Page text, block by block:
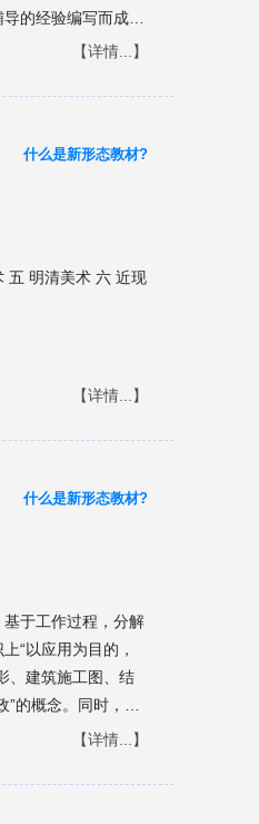
的经验编写而成。
原则和最新考试动
【详情...】
什么是新形态教材?
五 明清美术 六 近现
【详情...】
什么是新形态教材?
于工作过程，分解
“以应用为目的，
、建筑施工图、结
的概念。同时，为
同层次学生的学习
程技术人员的参考
【详情...】